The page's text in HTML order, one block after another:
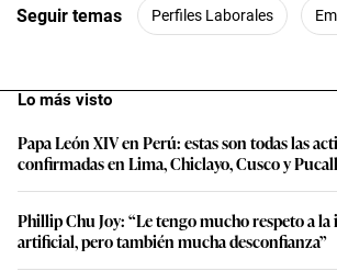
Seguir temas Perfiles Laborales
Lo más visto
Papa León XIV en Perú: estas son todas las
confirmadas en Lima, Chiclayo, Cusco y
Phillip Chu Joy: “Le tengo mucho respeto a
artificial, pero también mucha desconfianza”